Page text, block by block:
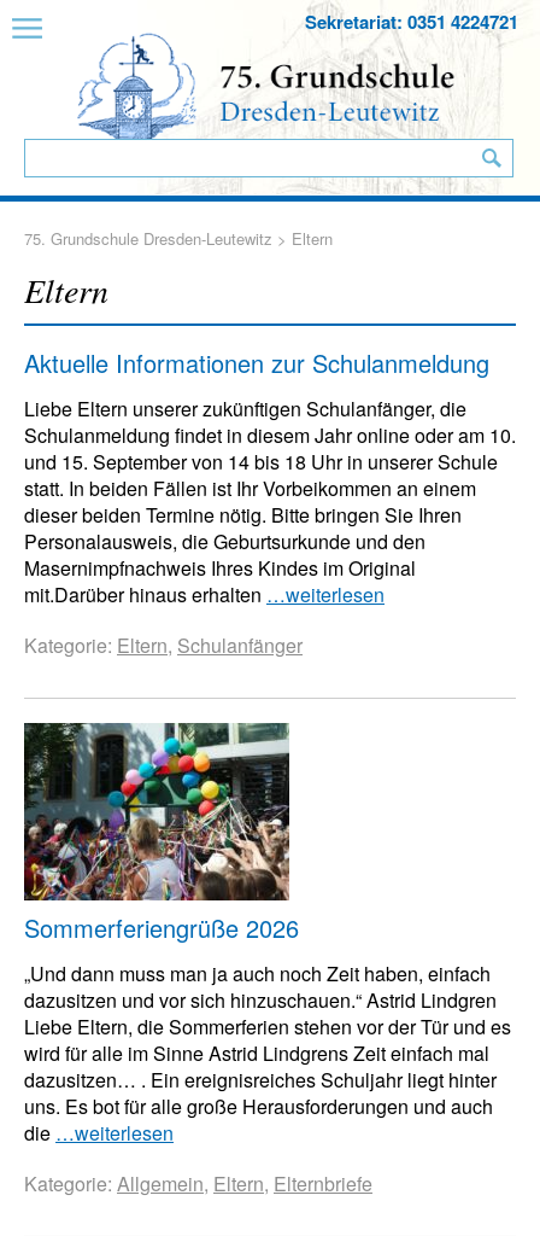
Sekretariat: 0351 4224721
75. Grundschule Dresden-Leutewitz > Eltern
Eltern
Aktuelle Informationen zur Schulanmeldung
Liebe Eltern unserer zukünftigen Schulanfänger, die
Schulanmeldung findet in diesem Jahr online oder am 10.
und 15. September von 14 bis 18 Uhr in unserer Schule
statt. In beiden Fällen ist Ihr Vorbeikommen an einem
dieser beiden Termine nötig. Bitte bringen Sie Ihren
Personalausweis, die Geburtsurkunde und den
Masernimpfnachweis Ihres Kindes im Original
mit.Darüber hinaus erhalten …weiterlesen
Kategorie: Eltern, Schulanfänger
Sommerferiengrüße 2026
„Und dann muss man ja auch noch Zeit haben, einfach
dazusitzen und vor sich hinzuschauen.“ Astrid Lindgren
Liebe Eltern, die Sommerferien stehen vor der Tür und es
wird für alle im Sinne Astrid Lindgrens Zeit einfach mal
dazusitzen… . Ein ereignisreiches Schuljahr liegt hinter
uns. Es bot für alle große Herausforderungen und auch
die …weiterlesen
Kategorie: Allgemein, Eltern, Elternbriefe